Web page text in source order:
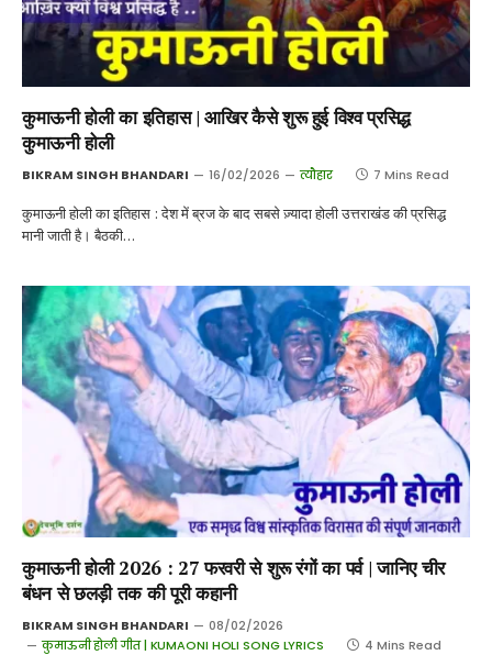
कुमाऊनी होली का इतिहास | आखिर कैसे शुरू हुई विश्व प्रसिद्ध
कुमाऊनी होली
BIKRAM SINGH BHANDARI 16/02/2026 त्यौहार 7 Mins Read
कुमाऊनी होली का इतिहास : देश में ब्रज के बाद सबसे ज़्यादा होली उत्तराखंड की प्रसिद्ध
मानी जाती है। बैठकी…
कुमाऊनी होली 2026 : 27 फरवरी से शुरू रंगों का पर्व | जानिए चीर
बंधन से छलड़ी तक की पूरी कहानी
BIKRAM SINGH BHANDARI
08/02/2026
कुमाऊनी होली गीत | KUMAONI HOLI SONG LYRICS
4 Mins Read